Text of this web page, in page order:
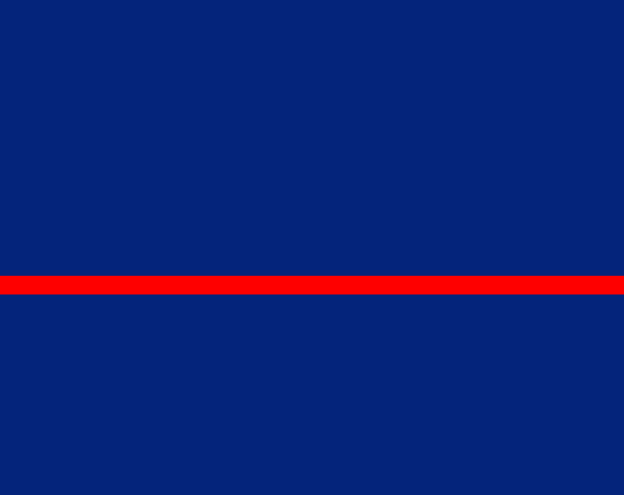
la resistencia al desgaste del producto.
en el rendimiento del producto final. Hoy, el ingeniero de Raymond Machinery Co.,Ltd desea compartir
la resistencia al desgaste del producto.
Por ejemplo, en acero al carbono ordinario, a medida que el contenido de carbono aumenta de 0.2% a